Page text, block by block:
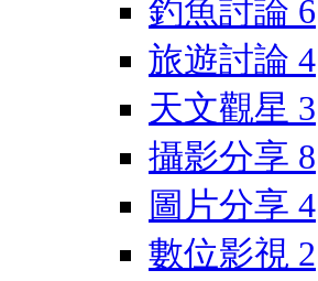
釣魚討論 6
旅遊討論 4
天文觀星 3
攝影分享 8
圖片分享 4
數位影視 2